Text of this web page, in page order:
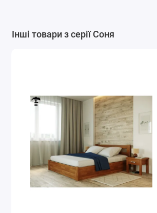
Інші товари з серії Соня